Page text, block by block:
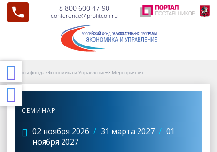
8 800 600 47 90
conference@profitcon.ru
Курсы фонда «Экономика и Управление»> Мероприятия
СЕМИНАР
02 ноября 2026 / 31 марта 2027 / 01
ноября 2027